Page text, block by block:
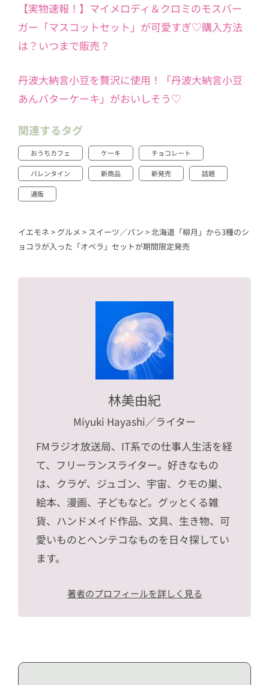
【実物速報！】マイメロディ＆クロミのモスバー
ガー「マスコットセット」が可愛すぎ♡購入方法
は？いつまで販売？
丹波大納言小豆を贅沢に使用！「丹波大納言小豆
あんバターケーキ」がおいしそう♡
関連するタグ
おうちカフェ ケーキ チョコレート
バレンタイン 新商品 新発売 話題
通販
イエモネ > グルメ > スイーツ／パン >北海道「柳月」から3種のシ
ョコラが入った「オペラ」セットが期間限定発売
林美由紀
Miyuki Hayashi／ライター
FMラジオ放送局、IT系での仕事人生活を経
て、フリーランスライター。好きなもの
は、クラゲ、ジュゴン、宇宙、クモの巣、
絵本、漫画、子どもなど。グッとくる雑
貨、ハンドメイド作品、文具、生き物、可
愛いものとヘンテコなものを日々探してい
ます。
著者のプロフィールを詳しく見る